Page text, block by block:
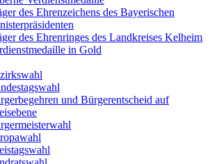
des Ehrenzeichens des Bayerischen
des Ehrenringes des Landkreises Kelheim
in Gold
und Bürgerentscheid auf